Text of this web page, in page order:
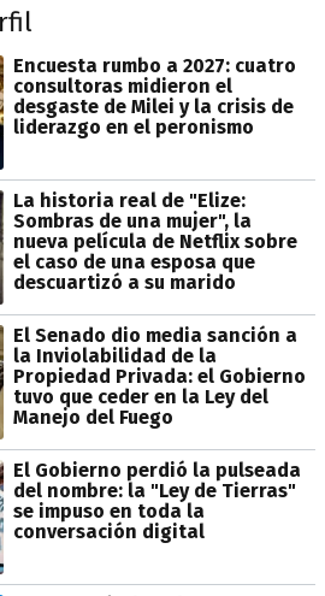
Encuesta rumbo a 2027: cuatro
consultoras midieron el
desgaste de Milei y la crisis de
liderazgo en el peronismo
La historia real de "Elize:
Sombras de una mujer", la
nueva película de Netflix sobre
el caso de una esposa que
descuartizó a su marido
El Senado dio media sanción a
la Inviolabilidad de la
Propiedad Privada: el Gobierno
tuvo que ceder en la Ley del
Manejo del Fuego
El Gobierno perdió la pulseada
del nombre: la "Ley de Tierras"
se impuso en toda la
conversación digital